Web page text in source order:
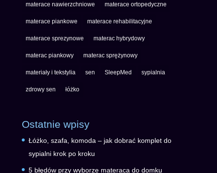
materace nawierzchniowe materace ortopedyczne
materace piankowe materace rehabilitacyjne
materace sprezynowe materac hybrydowy
materac piankowy materac sprężynowy
materiały i tekstylia sen SleepMed sypialnia
zdrowy sen łóżko
Ostatnie wpisy
Łóżko, szafa, komoda – jak dobrać komplet do
sypialni krok po kroku
5 błędów przy wyborze materaca do domku